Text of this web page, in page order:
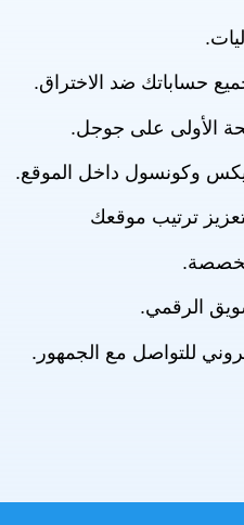
حساباتك ضد الاختراق.
الأولى على جوجل.
وكونسول داخل الموقع.
ترتيب موقعك
مخصصة.
الرقمي.
للتواصل مع الجمهور.